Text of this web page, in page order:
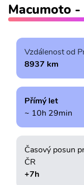
Macumoto
Vzdálenost od
8937 km
Přímý let
~ 10h 29min
Časový posun
ČR
+7h